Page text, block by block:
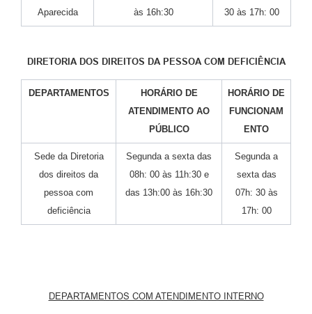
Aparecida
às 16h:30
30 às 17h: 00
DIRETORIA DOS DIREITOS DA PESSOA COM DEFICIÊNCIA
DEPARTAMENTOS
HORÁRIO DE
ATENDIMENTO AO
PÚBLICO
HORÁRIO DE
FUNCIONAM
ENTO
Sede da Diretoria
dos direitos da
pessoa com
deficiência
Segunda a sexta das
08h: 00 às 11h:30 e
das 13h:00 às 16h:30
Segunda a
sexta das
07h: 30 às
17h: 00
DEPARTAMENTOS COM ATENDIMENTO INTERNO